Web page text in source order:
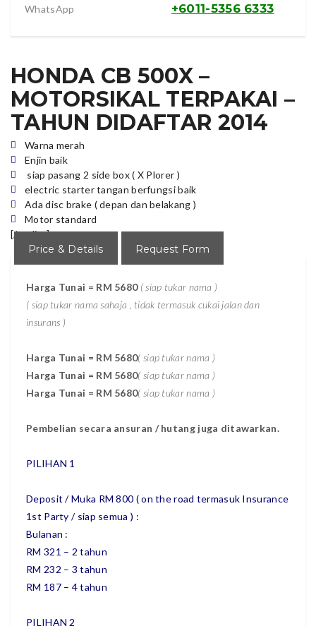
WhatsApp +6011-5356 6333
HONDA CB 500X –
MOTORSIKAL TERPAKAI –
TAHUN DIDAFTAR 2014
Warna merah
Enjin baik
siap pasang 2 side box ( X Plorer )
electric starter tangan berfungsi baik
Ada disc brake ( depan dan belakang )
Motor standard
[/su_list]
Price & Details Request Form
Harga Tunai = RM 5680 ( siap tukar nama )
( siap tukar nama sahaja , tidak termasuk cukai jalan dan
insurans )
Harga Tunai = RM 5680( siap tukar nama )
Harga Tunai = RM 5680( siap tukar nama )
Harga Tunai = RM 5680( siap tukar nama )
Pembelian secara ansuran / hutang juga ditawarkan.
PILIHAN 1
Deposit / Muka RM 800 ( on the road termasuk Insurance
1st Party / siap semua ) :
Bulanan :
RM 321 – 2 tahun
RM 232 – 3 tahun
RM 187 – 4 tahun
PILIHAN 2